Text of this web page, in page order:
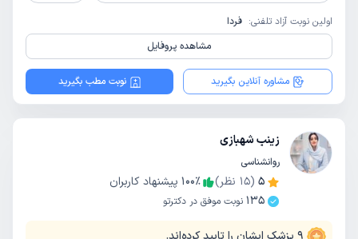
اولین نوبت آزاد تلفنی: فردا
مشاهده پروفایل
مشاوره آنلاین بگیرید نوبت مطب بگیرید
زینب شهبازی
روانشناسی
5
(
15 نظر) 100٪
پیشنهاد کاربران
135 نوبت موفق در دکترتو